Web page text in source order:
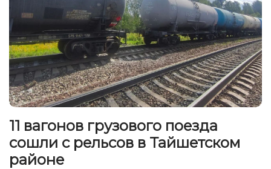
11 вагонов грузового поезда
сошли с рельсов в Тайшетском
районе